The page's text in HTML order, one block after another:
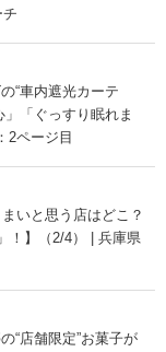
“車内遮光カーテ
「ぐっすり眠れま
2ページ目
いと思う店はどこ？
！】（2/4） | 兵庫県
“店舗限定”お菓子が